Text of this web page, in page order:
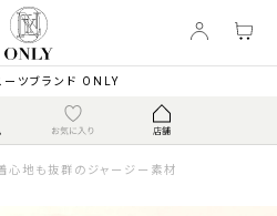
ーツブランド ONLY
心地も抜群のジャージー素材